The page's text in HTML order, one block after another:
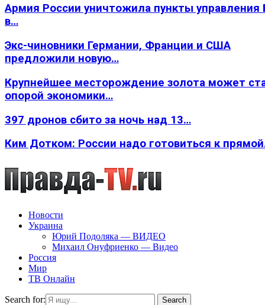
Армия России уничтожила пункты
в…
Экс-чиновники Германии, Франции и США
предложили новую…
Крупнейшее месторождение золота может
опорой экономики…
397 дронов сбито за ночь над 13…
Ким Дотком: России надо готовиться к
Новости
Украина
Юрий Подоляка — ВИДЕО
Михаил Онуфриенко — Видео
Россия
Мир
ТВ Онлайн
Search for:
Search